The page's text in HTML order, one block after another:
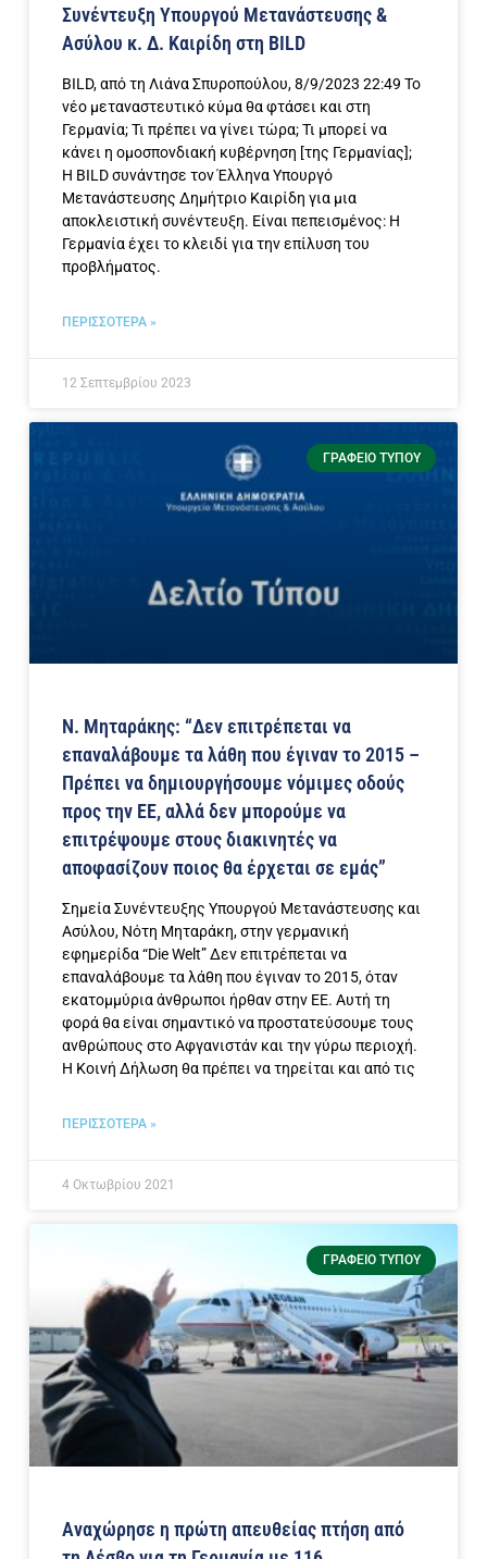
Συνέντευξη Υπουργού Μετανάστευσης &
Ασύλου κ. Δ. Καιρίδη στη BILD
BILD, από τη Λιάνα Σπυροπούλου, 8/9/2023 22:49 Το
νέο μεταναστευτικό κύμα θα φτάσει και στη
Γερμανία; Τι πρέπει να γίνει τώρα; Τι μπορεί να
κάνει η ομοσπονδιακή κυβέρνηση [της Γερμανίας];
Η BILD συνάντησε τον Έλληνα Υπουργό
Μετανάστευσης Δημήτριο Καιρίδη για μια
αποκλειστική συνέντευξη. Είναι πεπεισμένος: Η
Γερμανία έχει το κλειδί για την επίλυση του
προβλήματος.
ΠΕΡΙΣΣΟΤΕΡΑ »
12 Σεπτεμβρίου 2023
ΓΡΑΦΕΊΟ ΤΎΠΟΥ
Ν. Μηταράκης: “Δεν επιτρέπεται να
επαναλάβουμε τα λάθη που έγιναν το 2015 –
Πρέπει να δημιουργήσουμε νόμιμες οδούς
προς την ΕΕ, αλλά δεν μπορούμε να
επιτρέψουμε στους διακινητές να
αποφασίζουν ποιος θα έρχεται σε εμάς”
Σημεία Συνέντευξης Υπουργού Μετανάστευσης και
Ασύλου, Νότη Μηταράκη, στην γερμανική
εφημερίδα “Die Welt” Δεν επιτρέπεται να
επαναλάβουμε τα λάθη που έγιναν το 2015, όταν
εκατομμύρια άνθρωποι ήρθαν στην ΕΕ. Αυτή τη
φορά θα είναι σημαντικό να προστατεύσουμε τους
ανθρώπους στο Αφγανιστάν και την γύρω περιοχή.
Η Κοινή Δήλωση θα πρέπει να τηρείται και από τις
ΠΕΡΙΣΣΟΤΕΡΑ »
4 Οκτωβρίου 2021
ΓΡΑΦΕΊΟ ΤΎΠΟΥ
Αναχώρησε η πρώτη απευθείας πτήση από